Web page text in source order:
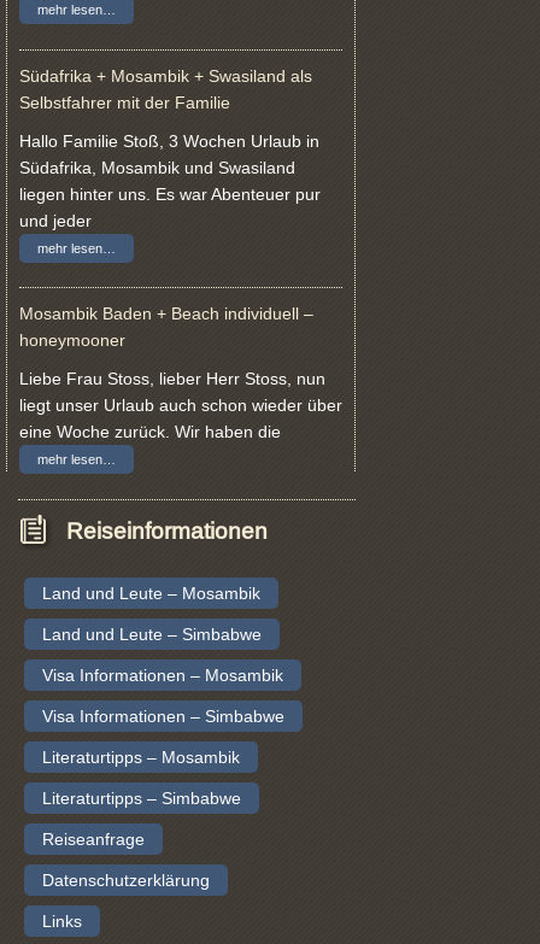
mehr lesen…
Südafrika + Mosambik + Swasiland als
Selbstfahrer mit der Familie
Hallo Familie Stoß, 3 Wochen Urlaub in
Südafrika, Mosambik und Swasiland
liegen hinter uns. Es war Abenteuer pur
und jeder
mehr lesen…
Mosambik Baden + Beach individuell –
honeymooner
Liebe Frau Stoss, lieber Herr Stoss, nun
liegt unser Urlaub auch schon wieder über
eine Woche zurück. Wir haben die
mehr lesen…
Reiseinformationen
Land und Leute – Mosambik
Land und Leute – Simbabwe
Visa Informationen – Mosambik
Visa Informationen – Simbabwe
Literaturtipps – Mosambik
Literaturtipps – Simbabwe
Reiseanfrage
Datenschutzerklärung
Links